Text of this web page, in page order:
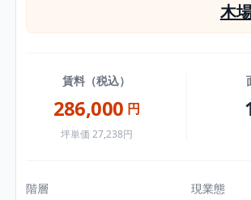
木
賃料（税込）
286,000 円
坪単価 27,238円
階層 現業態